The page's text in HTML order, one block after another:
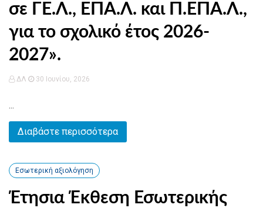
σε ΓΕ.Λ., ΕΠΑ.Λ. και Π.ΕΠΑ.Λ.,
για το σχολικό έτος 2026-
2027».
ΔΛ 30 Ιουνίου, 2026
...
Διαβάστε περισσότερα
Εσωτερική αξιολόγηση
Έτησια Έκθεση Εσωτερικής